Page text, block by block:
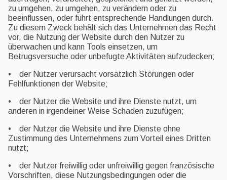
zu umgehen, zu umgehen, zu verändern oder zu
beeinflussen, oder führt entsprechende Handlungen durch.
Zu diesem Zweck behält sich das Unternehmen das Recht
vor, die Nutzung der Website durch den Nutzer zu
überwachen und kann Tools einsetzen, um
Betrugsversuche oder unbefugte Aktivitäten aufzudecken;
• der Nutzer verursacht vorsätzlich Störungen oder
Fehlfunktionen der Website;
• der Nutzer die Website und ihre Dienste nutzt, um
anderen in irgendeiner Weise Schaden zuzufügen;
• der Nutzer die Website und ihre Dienste ohne
Zustimmung des Unternehmens zum Vorteil eines Dritten
nutzt;
• der Nutzer freiwillig oder unfreiwillig gegen französische
Vorschriften, diese Nutzungsbedingungen oder die